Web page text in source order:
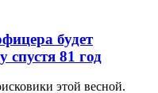
будет
81 год
этой весной.